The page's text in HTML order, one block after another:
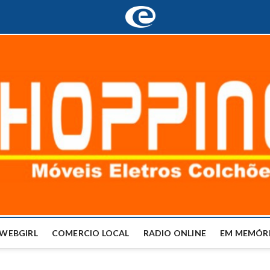
COMERCIO LOCAL RADIO ONLINE EM